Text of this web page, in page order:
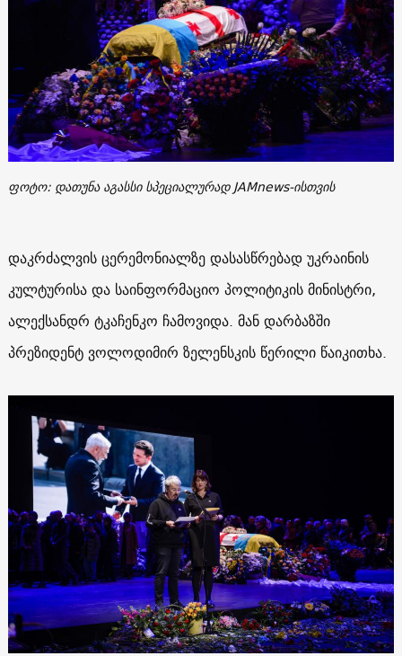
ფოტო: დათუნა აგასსი სპეციალურად JAMnews-ისთვის
დაკრძალვის ცერემონიალზე დასასწრებად უკრაინის
კულტურისა და საინფორმაციო პოლიტიკის მინისტრი,
ალექსანდრ ტკაჩენკო ჩამოვიდა. მან დარბაზში
პრეზიდენტ ვოლოდიმირ ზელენსკის წერილი წაიკითხა.